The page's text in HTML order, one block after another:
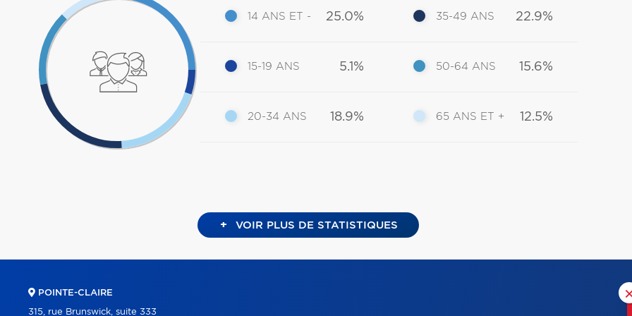
14 ANS ET - 25.0%
15-19 ANS 5.1%
20-34 ANS 18.9%
35-49 ANS 22.9%
50-64 ANS 15.6%
65 ANS ET + 12.5%
+ VOIR PLUS DE STATISTIQUES
POINTE-CLAIRE
315, rue Brunswick, suite 333